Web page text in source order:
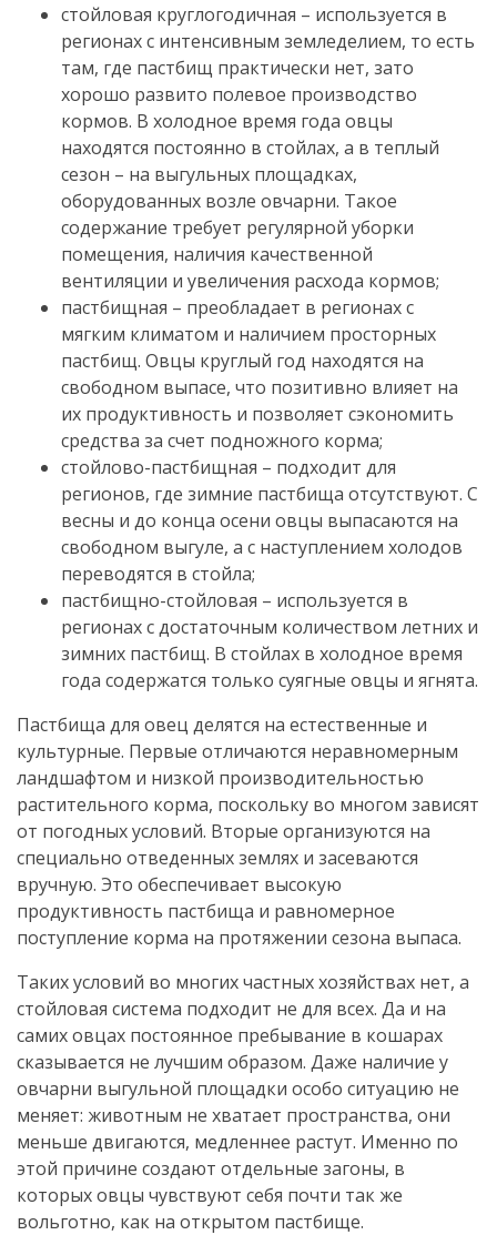
стойловая круглогодичная – используется в
регионах с интенсивным земледелием, то есть
там, где пастбищ практически нет, зато
хорошо развито полевое производство
кормов. В холодное время года овцы
находятся постоянно в стойлах, а в теплый
сезон – на выгульных площадках,
оборудованных возле овчарни. Такое
содержание требует регулярной уборки
помещения, наличия качественной
вентиляции и увеличения расхода кормов;
пастбищная – преобладает в регионах с
мягким климатом и наличием просторных
пастбищ. Овцы круглый год находятся на
свободном выпасе, что позитивно влияет на
их продуктивность и позволяет сэкономить
средства за счет подножного корма;
стойлово-пастбищная – подходит для
регионов, где зимние пастбища отсутствуют. С
весны и до конца осени овцы выпасаются на
свободном выгуле, а с наступлением холодов
переводятся в стойла;
пастбищно-стойловая – используется в
регионах с достаточным количеством летних и
зимних пастбищ. В стойлах в холодное время
года содержатся только суягные овцы и ягнята.
Пастбища для овец делятся на естественные и
культурные. Первые отличаются неравномерным
ландшафтом и низкой производительностью
растительного корма, поскольку во многом зависят
от погодных условий. Вторые организуются на
специально отведенных землях и засеваются
вручную. Это обеспечивает высокую
продуктивность пастбища и равномерное
поступление корма на протяжении сезона выпаса.
Таких условий во многих частных хозяйствах нет, а
стойловая система подходит не для всех. Да и на
самих овцах постоянное пребывание в кошарах
сказывается не лучшим образом. Даже наличие у
овчарни выгульной площадки особо ситуацию не
меняет: животным не хватает пространства, они
меньше двигаются, медленнее растут. Именно по
этой причине создают отдельные загоны, в
которых овцы чувствуют себя почти так же
вольготно, как на открытом пастбище.